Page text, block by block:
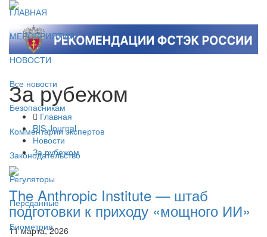
ГЛАВНАЯ
МЕРОПРИЯТИЯ
НОВОСТИ
Все новости
Безопасникам
Комментарии экспертов
Законодательство
Регуляторы
Персданные
Биометрия
За рубежом
Главная
BIS Journal
Новости
За рубежом
The Anthropic Institute — штаб
подготовки к приходу «мощного ИИ»
11 марта, 2026